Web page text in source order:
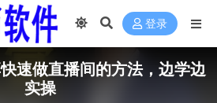
登录
速做直播间的方法，边学边
实操